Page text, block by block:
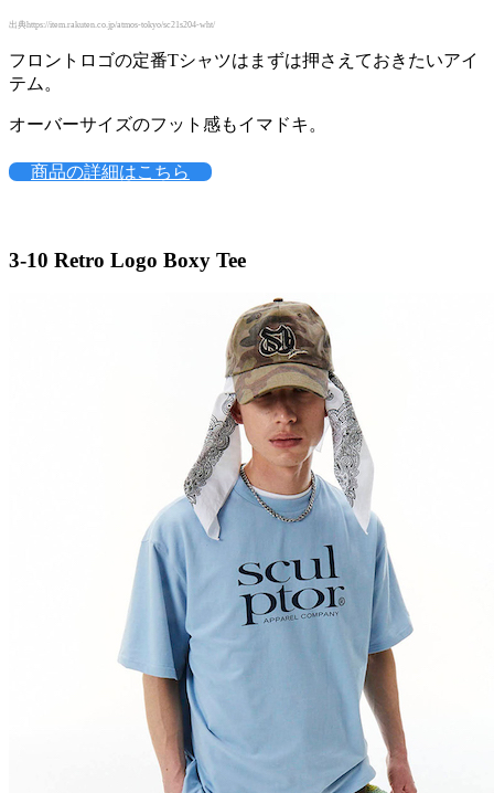
出典https://item.rakuten.co.jp/atmos-tokyo/sc21s204-wht/
フロントロゴの定番Tシャツはまずは押さえておきたいアイ
テム。
オーバーサイズのフット感もイマドキ。
商品の詳細はこちら
3-10 Retro Logo Boxy Tee